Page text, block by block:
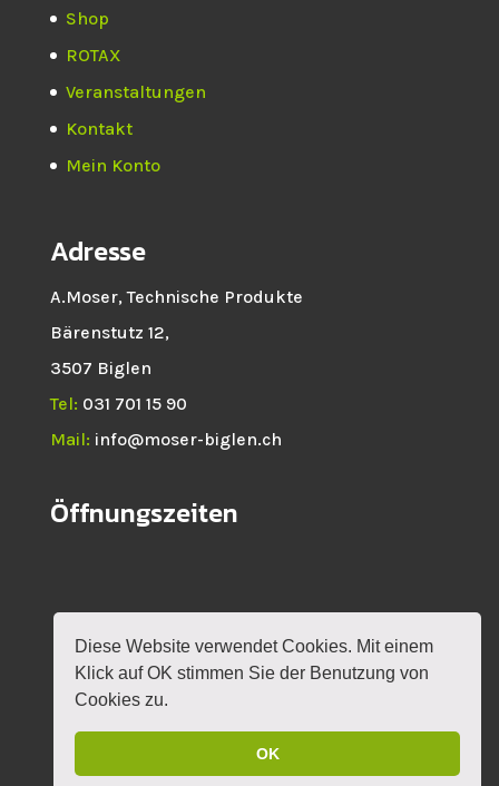
Diese Website verwendet Cookies. Mit einem
Klick auf OK stimmen Sie der Benutzung von
Cookies zu.
OK
Shop
ROTAX
Veranstaltungen
Kontakt
Mein Konto
Adresse
A.Moser, Technische Produkte
Bärenstutz 12,
3507 Biglen
Tel: 031 701 15 90
Mail: info@moser-biglen.ch
Öffnungszeiten
HOME NEWS SHOP
ROTAX
VERANSTALTUNGEN
MYLOKALESUCHE GMBH